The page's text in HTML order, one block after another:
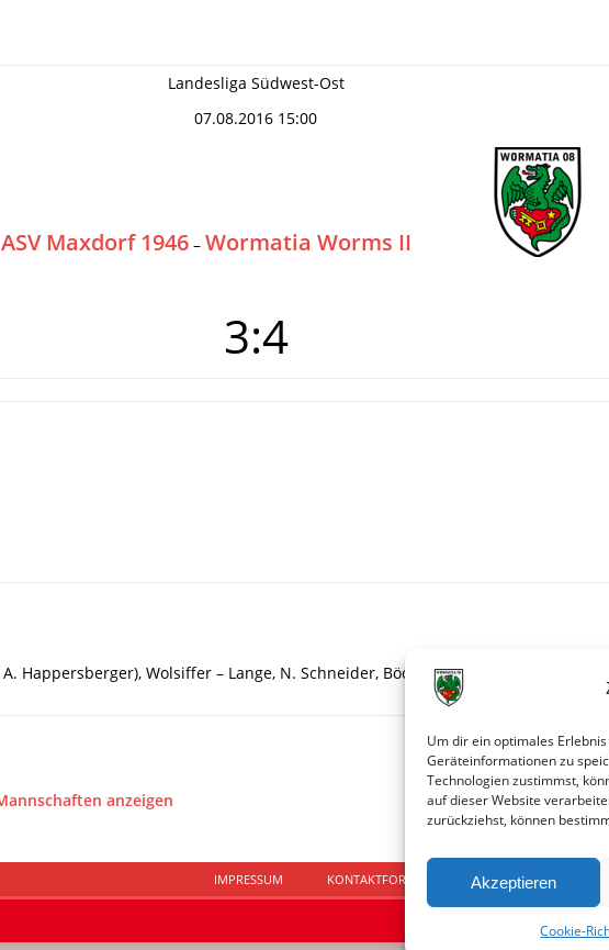
Um dir ein optimales
Geräteinformationen zu
Technologien zustimmst,
auf dieser Website
zurückziehst, können
Akzeptieren
Cookie-
Landesliga Südwest-Ost
07.08.2016 15:00
ASV Maxdorf 1946 – Wormatia Worms II
3:4
A. Happersberger), Wolsiffer – Lange, N. Schneider, Böcher (84. M. Happersberger)
anzeigen
IMPRESSUM KONTAKTFORMULAR